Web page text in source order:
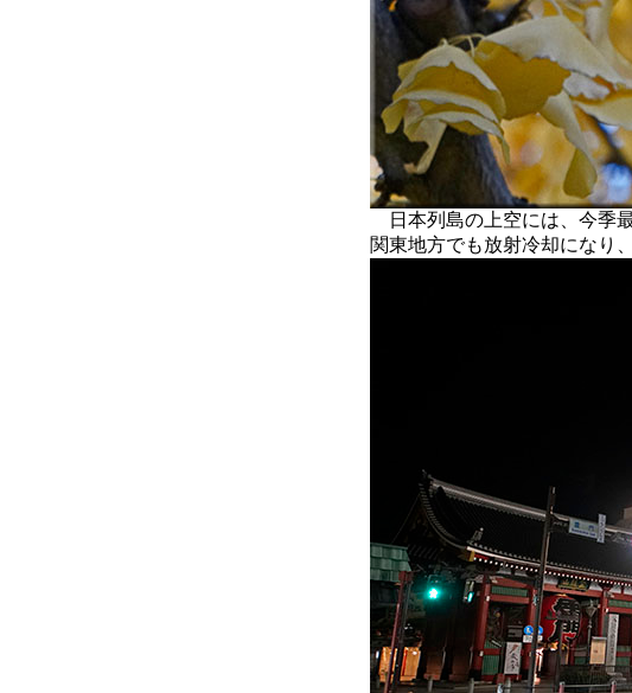
日本列島の上空には、今季
関東地方でも放射冷却になり